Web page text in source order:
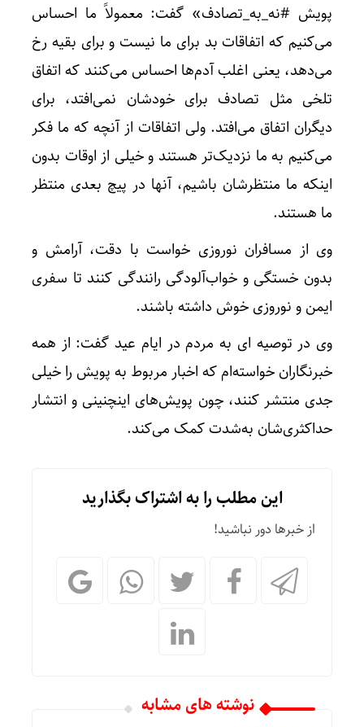
پویش #نه_به_تصادف» گفت: معمولاً ما احساس
می‌کنیم که اتفاقات بد برای ما نیست و برای بقیه رخ
می‌دهد، یعنی اغلب آدم‌ها احساس می‌کنند که اتفاق
تلخی مثل تصادف برای خودشان نمی‌افتد، برای
دیگران اتفاق می‌افتد. ولی اتفاقات از آنچه که ما فکر
می‌کنیم به ما نزدیک‌تر هستند و خیلی از اوقات بدون
اینکه ما منتظرشان باشیم، آنها در پیچ بعدی منتظر
ما هستند.
وی از مسافران نوروزی خواست با دقت، آرامش و
بدون خستگی و خواب‌آلودگی رانندگی کنند تا سفری
ایمن و نوروزی خوش داشته باشند.
وی در توصیه ای به مردم در ایام عید گفت: از همه
خبرنگاران خواسته‌ام که اخبار مربوط به پویش را خیلی
جدی منتشر کنند، چون پویش‌های اینچنینی و انتشار
حداکثری‌شان به‌شدت کمک می‌کند.
این مطلب را به اشتراک بگذارید
از خبرها دور نباشید!
نوشته های مشابه